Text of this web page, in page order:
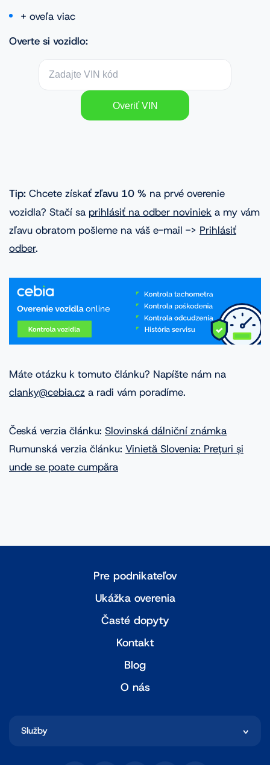
+ oveľa viac
Overte si vozidlo:
Tip: Chcete získať zľavu 10 % na prvé overenie
vozidla? Stačí sa prihlásiť na odber noviniek a my vám
zľavu obratom pošleme na váš e-mail -> Prihlásiť
odber.
Máte otázku k tomuto článku? Napíšte nám na
clanky@cebia.cz a radi vám poradíme.
Česká verzia článku: Slovinská dálniční známka
Rumunská verzia článku: Vinietă Slovenia: Prețuri și
unde se poate cumpăra
Pre podnikateľov
Ukážka overenia
Časté dopyty
Kontakt
Blog
O nás
Služby